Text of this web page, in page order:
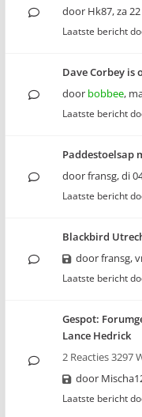
door Hk87,za
Laatste bericht
Dave Corbey is
door bobbee,
Laatste bericht
Paddestoelsap
doorfransg,di
Laatste bericht
Blackbird
doorfransg,
Laatste bericht
Gespot:
Lance Hedrick
2 Reacties 3297
door
Laatste bericht